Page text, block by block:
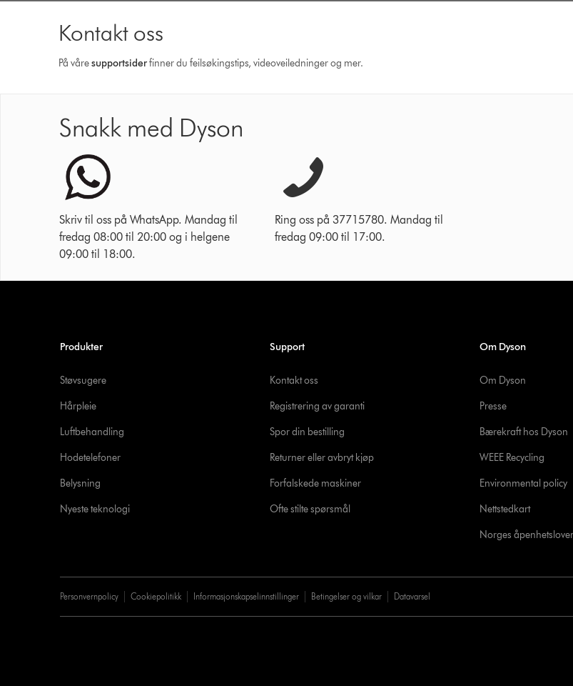
Kontakt oss
På våresupportsiderfinner du feilsøkingstips, videoveiledninger og mer.
Snakk med Dyson
Skriv til oss på WhatsApp. Mandag til
fredag 08:00 til 20:00 og i helgene
09:00 til 18:00.
Ring oss på 37715780. Mandag til
fredag 09:00 til 17:00.
Produkter
Støvsugere
Hårpleie
Luftbehandling
Hodetelefoner
Belysning
Nyeste teknologi
Support
Kontakt oss
Registrering av garanti
Spor din bestilling
Returner eller avbryt kjøp
Forfalskede maskiner
Ofte stilte spørsmål
Om Dyson
Om Dyson
Presse
Bærekraft hos Dyson
WEEE Recycling
Environmental policy
Nettstedkart
Norges
Personvernpolicy Cookiepolitikk Informasjonskapselinnstillinger Betingelser og vilkar Datavarsel